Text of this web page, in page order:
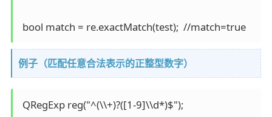
bool match = re.exactMatch(test);  //match=true
例子（匹配任意合法表示的正整型数字）
QRegExp reg("^(\\+)?([1-9]\\d*)$");